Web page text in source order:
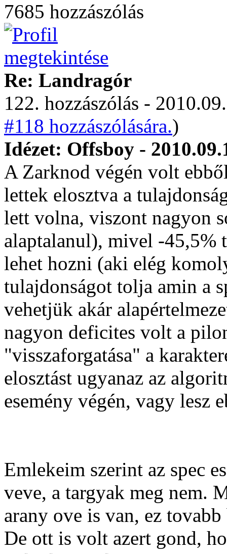
7685 hozzászólás
Re: Landragór
122. hozzászólás -
#118 hozzászólására.)
Idézet: Offsboy -
A Zarknod végén volt
lettek elosztva a
lett volna, viszont nagyon
alaptalanul), mivel -45,5%
lehet hozni (aki elég
tulajdonságot tolja amin a
vehetjük akár
nagyon deficites volt a
"visszaforgatása" a
elosztást ugyanaz az
esemény végén, vagy lesz
Emlekeim szerint az spec
veve, a targyak meg nem.
arany ove is van, ez
De ott is volt azert gond,